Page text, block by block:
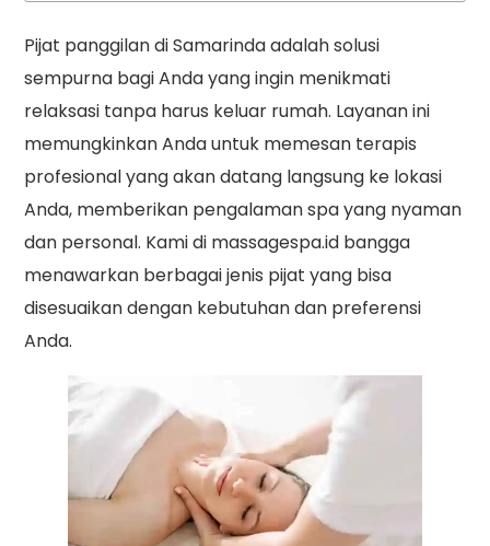
Pijat panggilan di Samarinda adalah solusi
sempurna bagi Anda yang ingin menikmati
relaksasi tanpa harus keluar rumah. Layanan ini
memungkinkan Anda untuk memesan terapis
profesional yang akan datang langsung ke lokasi
Anda, memberikan pengalaman spa yang nyaman
dan personal. Kami di massagespa.id bangga
menawarkan berbagai jenis pijat yang bisa
disesuaikan dengan kebutuhan dan preferensi
Anda.